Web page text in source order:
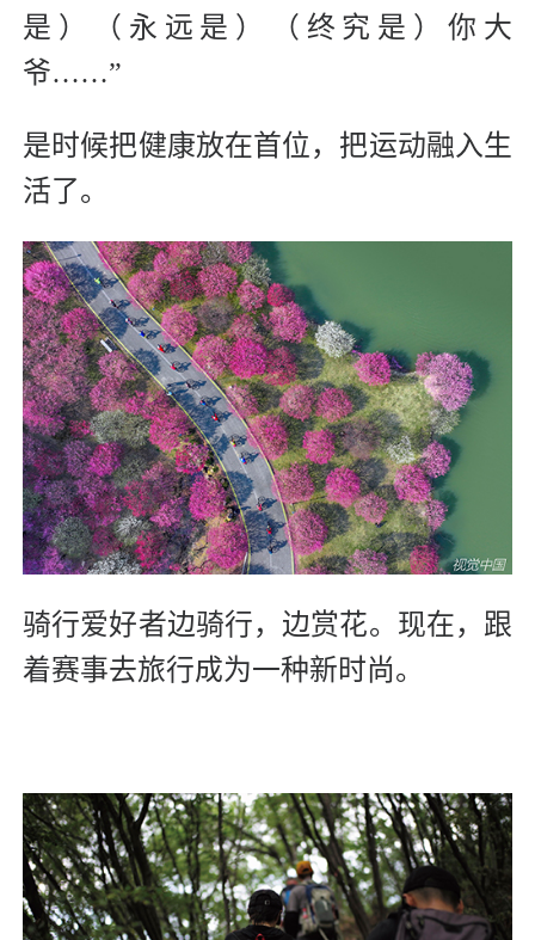
是）（永远是）（终究是）你大
爷……”
是时候把健康放在首位，把运动融入生
活了。
骑行爱好者边骑行，边赏花。现在，跟
着赛事去旅行成为一种新时尚。